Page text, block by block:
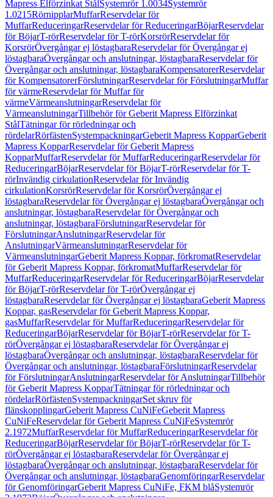
Mapress Elförzinkat StålSystemrör 1.0034Systemrör
1.0215RörnipplarMuffarReservdelar för
MuffarReduceringarReservdelar för ReduceringarBöjarReservdelar
för BöjarT-rörReservdelar för T-rörKorsrörReservdelar för
KorsrörÖvergångar ej löstagbaraReservdelar för Övergångar ej
löstagbaraÖvergångar och anslutningar, löstagbaraReservdelar för
Övergångar och anslutningar, löstagbaraKompensatorerReservdelar
för KompensatorerFörslutningarReservdelar för FörslutningarMuffar
för värmeReservdelar för Muffar för
värmeVärmeanslutningarReservdelar för
VärmeanslutningarTillbehör för Geberit Mapress Elförzinkat
StålTätningar för rörledningar och
rördelarRörfästenSystempackningarGeberit Mapress KopparGeberit
Mapress KopparReservdelar för Geberit Mapress
KopparMuffarReservdelar för MuffarReduceringarReservdelar för
ReduceringarBöjarReservdelar för BöjarT-rörReservdelar för T-
rörInvändig cirkulationReservdelar för Invändig
cirkulationKorsrörReservdelar för KorsrörÖvergångar ej
löstagbaraReservdelar för Övergångar ej löstagbaraÖvergångar och
anslutningar, löstagbaraReservdelar för Övergångar och
anslutningar, löstagbaraFörslutningarReservdelar för
FörslutningarAnslutningarReservdelar för
AnslutningarVärmeanslutningarReservdelar för
VärmeanslutningarGeberit Mapress Koppar, förkromatReservdelar
för Geberit Mapress Koppar, förkromatMuffarReservdelar för
MuffarReduceringarReservdelar för ReduceringarBöjarReservdelar
för BöjarT-rörReservdelar för T-rörÖvergångar ej
löstagbaraReservdelar för Övergångar ej löstagbaraGeberit Mapress
Koppar, gasReservdelar för Geberit Mapress Koppar,
gasMuffarReservdelar för MuffarReduceringarReservdelar för
ReduceringarBöjarReservdelar för BöjarT-rörReservdelar för T-
rörÖvergångar ej löstagbaraReservdelar för Övergångar ej
löstagbaraÖvergångar och anslutningar, löstagbaraReservdelar för
Övergångar och anslutningar, löstagbaraFörslutningarReservdelar
för FörslutningarAnslutningarReservdelar för AnslutningarTillbehör
för Geberit Mapress KopparTätningar för rörledningar och
rördelarRörfästenSystempackningarSet skruv för
flänskopplingarGeberit Mapress CuNiFeGeberit Mapress
CuNiFeReservdelar för Geberit Mapress CuNiFeSystemrör
2.1972MuffarReservdelar för MuffarReduceringarReservdelar för
ReduceringarBöjarReservdelar för BöjarT-rörReservdelar för T-
rörÖvergångar ej löstagbaraReservdelar för Övergångar ej
löstagbaraÖvergångar och anslutningar, löstagbaraReservdelar för
Övergångar och anslutningar, löstagbaraGenomföringarReservdelar
för GenomföringarGeberit Mapress CuNiFe, FKM blåSystemrör